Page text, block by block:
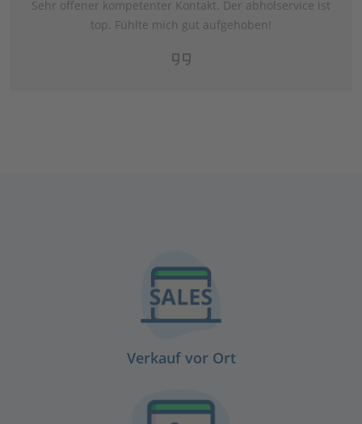
Sehr offener kompetenter Kontakt. Der abholservice ist
top. Fühlte mich gut aufgehoben!
Verkauf vor Ort